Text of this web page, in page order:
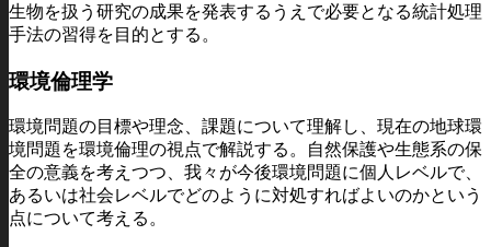
生物を扱う研究の成果を発表するうえで必要となる統計処理
手法の習得を目的とする。
環境倫理学
環境問題の目標や理念、課題について理解し、現在の地球環
境問題を環境倫理の視点で解説する。自然保護や生態系の保
全の意義を考えつつ、我々が今後環境問題に個人レベルで、
あるいは社会レベルでどのように対処すればよいのかという
点について考える。